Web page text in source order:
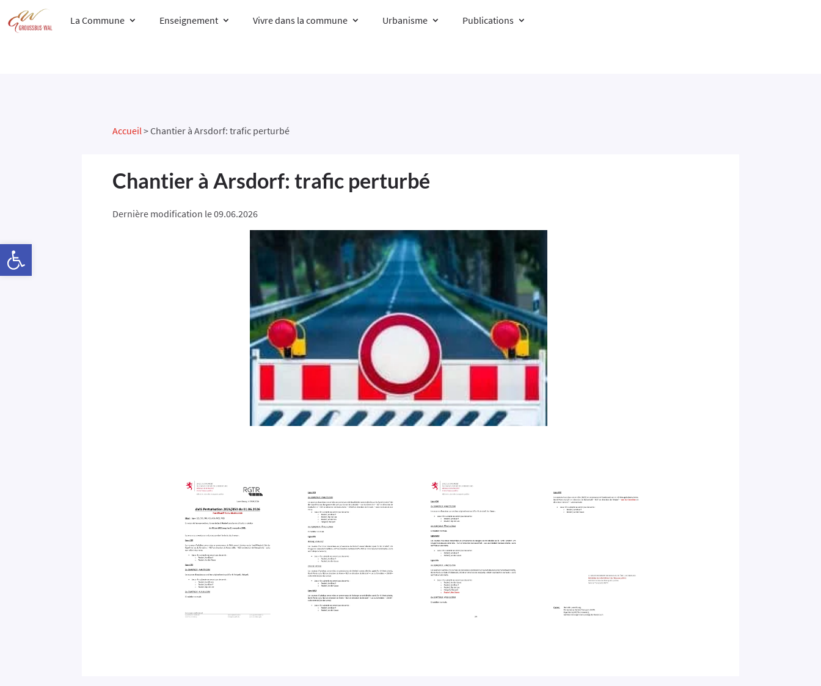
La Commune Enseignement Vivre dans la commune Urbanisme Publications
Accueil >Chantier à Arsdorf: trafic perturbé
Chantier à Arsdorf: trafic perturbé
Dernière modification le 09.06.2026
Ouvrir la barre d’outils